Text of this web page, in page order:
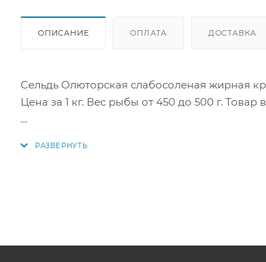
ОПИСАНИЕ ОПЛАТА ДОСТАВКА
Сельдь Олюторская слабосоленая жирная
Цена за 1 кг. Вес рыбы от 450 до 500 г. Товар